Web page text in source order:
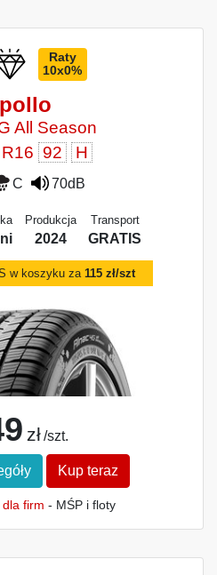
Raty
10x0%
All Season
92 H
C 70dB
Produkcja
2024
Transport
GRATIS
w koszyku za 115 zł/szt
zł /szt.
Kup teraz
firm - MŚP i floty